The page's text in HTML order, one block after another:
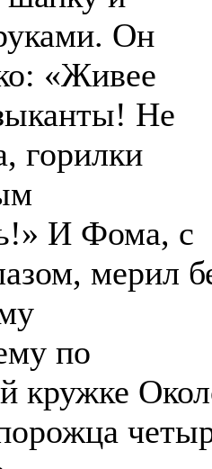
Он
«Живее
Не
горилки
И Фома, с
мерил
по
кружке